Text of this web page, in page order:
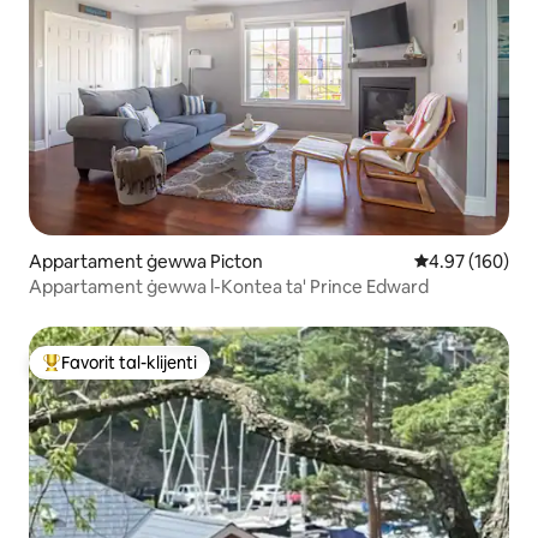
Appartament ġewwa Picton Rating medju
4.97 (160)
Appartament ġewwa l-Kontea ta' Prince Edward
Wieħed mill-aqwa favoriti tal-klijenti
Favorit tal-klijenti